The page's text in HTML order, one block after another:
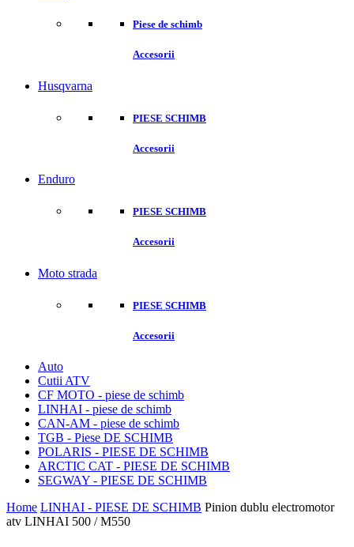
Piese de schimb
Accesorii
Husqvarna
PIESE SCHIMB
Accesorii
Enduro
PIESE SCHIMB
Accesorii
Moto strada
PIESE SCHIMB
Accesorii
Auto
Cutii ATV
CF MOTO - piese de schimb
LINHAI - piese de schimb
CAN-AM - piese de schimb
TGB - Piese DE SCHIMB
POLARIS - PIESE DE SCHIMB
ARCTIC CAT - PIESE DE SCHIMB
SEGWAY - PIESE DE SCHIMB
Home LINHAI - PIESE DE SCHIMB Pinion dublu electromotor
atv LINHAI 500 / M550